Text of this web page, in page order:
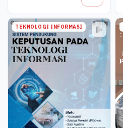
TEKNOLOGI INFORMASI